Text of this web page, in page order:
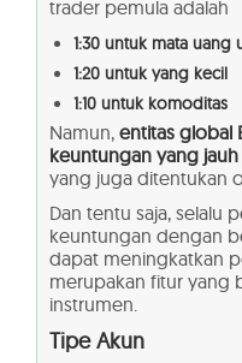
trader pemula adalah
1:30 untuk mata uang
1:20 untuk yang kecil
1:10 untuk komoditas
Namun, entitas global
keuntungan yang
yang juga ditentukan
Dan tentu saja, selalu
keuntungan dengan
dapat meningkatkan
merupakan fitur yang
instrumen.
Tipe Akun